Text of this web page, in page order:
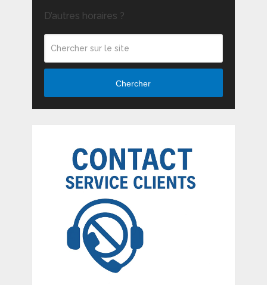
D’autres horaires ?
Chercher